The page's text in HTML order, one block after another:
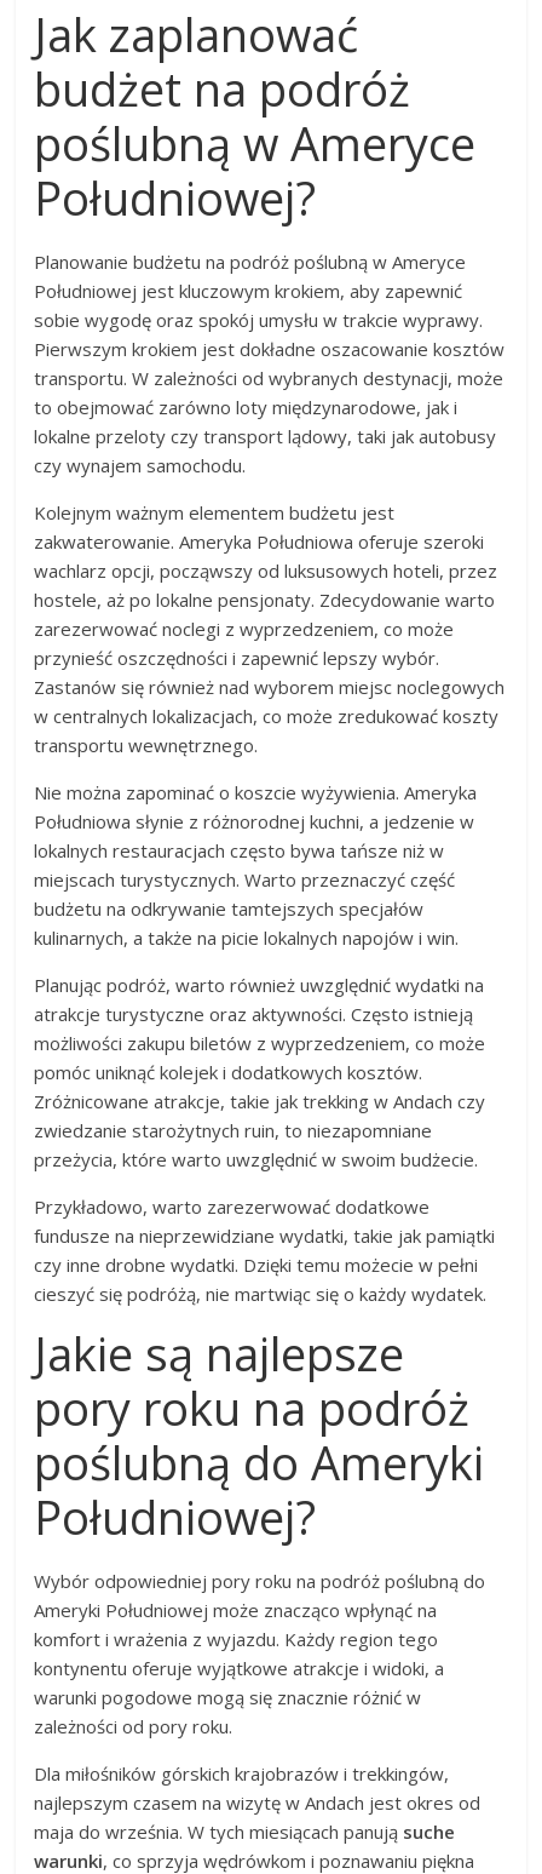
Jak zaplanować
budżet na podróż
poślubną w Ameryce
Południowej?
Planowanie budżetu na podróż poślubną w Ameryce
Południowej jest kluczowym krokiem, aby zapewnić
sobie wygodę oraz spokój umysłu w trakcie wyprawy.
Pierwszym krokiem jest dokładne oszacowanie kosztów
transportu. W zależności od wybranych destynacji, może
to obejmować zarówno loty międzynarodowe, jak i
lokalne przeloty czy transport lądowy, taki jak autobusy
czy wynajem samochodu.
Kolejnym ważnym elementem budżetu jest
zakwaterowanie. Ameryka Południowa oferuje szeroki
wachlarz opcji, począwszy od luksusowych hoteli, przez
hostele, aż po lokalne pensjonaty. Zdecydowanie warto
zarezerwować noclegi z wyprzedzeniem, co może
przynieść oszczędności i zapewnić lepszy wybór.
Zastanów się również nad wyborem miejsc noclegowych
w centralnych lokalizacjach, co może zredukować koszty
transportu wewnętrznego.
Nie można zapominać o koszcie wyżywienia. Ameryka
Południowa słynie z różnorodnej kuchni, a jedzenie w
lokalnych restauracjach często bywa tańsze niż w
miejscach turystycznych. Warto przeznaczyć część
budżetu na odkrywanie tamtejszych specjałów
kulinarnych, a także na picie lokalnych napojów i win.
Planując podróż, warto również uwzględnić wydatki na
atrakcje turystyczne oraz aktywności. Często istnieją
możliwości zakupu biletów z wyprzedzeniem, co może
pomóc uniknąć kolejek i dodatkowych kosztów.
Zróżnicowane atrakcje, takie jak trekking w Andach czy
zwiedzanie starożytnych ruin, to niezapomniane
przeżycia, które warto uwzględnić w swoim budżecie.
Przykładowo, warto zarezerwować dodatkowe
fundusze na nieprzewidziane wydatki, takie jak pamiątki
czy inne drobne wydatki. Dzięki temu możecie w pełni
cieszyć się podróżą, nie martwiąc się o każdy wydatek.
Jakie są najlepsze
pory roku na podróż
poślubną do Ameryki
Południowej?
Wybór odpowiedniej pory roku na podróż poślubną do
Ameryki Południowej może znacząco wpłynąć na
komfort i wrażenia z wyjazdu. Każdy region tego
kontynentu oferuje wyjątkowe atrakcje i widoki, a
warunki pogodowe mogą się znacznie różnić w
zależności od pory roku.
Dla miłośników górskich krajobrazów i trekkingów,
najlepszym czasem na wizytę w Andach jest okres od
maja do września. W tych miesiącach panują suche
warunki, co sprzyja wędrówkom i poznawaniu piękna